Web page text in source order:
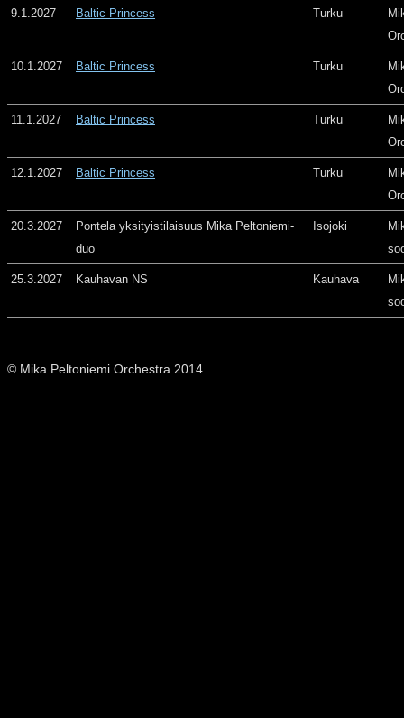
9.1.2027 Baltic Princess Turku
10.1.2027 Baltic Princess Turku
11.1.2027 Baltic Princess Turku
12.1.2027 Baltic Princess Turku
20.3.2027
Pontela yksityistilaisuus Mika Peltoniemi-
duo
Isojoki
25.3.2027 Kauhavan NS Kauhava
© Mika Peltoniemi Orchestra 2014